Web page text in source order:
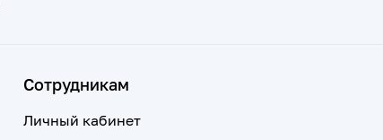
Сотрудникам
Личный кабинет